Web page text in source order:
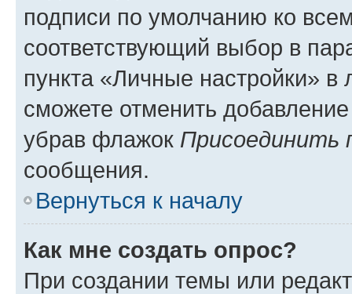
подписи по умолчанию ко
соответствующий выбор в
пункта «Личные настройки»
сможете отменить
убрав флажок Присоединить
сообщения.
Вернуться к началу
Как мне создать опрос?
При создании темы или